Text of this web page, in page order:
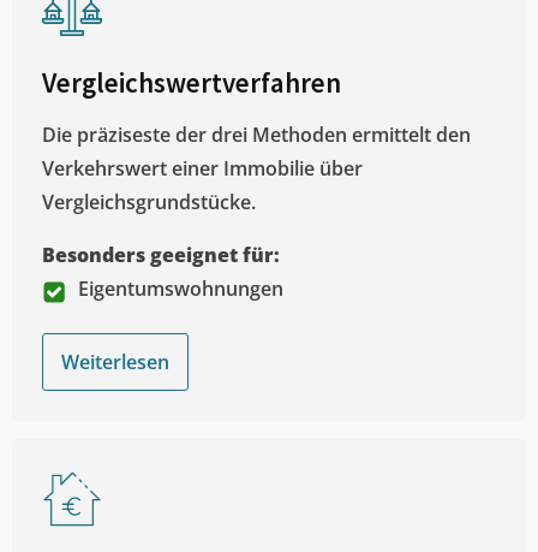
Vergleichswertverfahren
Die präziseste der drei Methoden ermittelt den
Verkehrswert einer Immobilie über
Vergleichsgrundstücke.
Besonders geeignet für:
Eigentumswohnungen
Weiterlesen